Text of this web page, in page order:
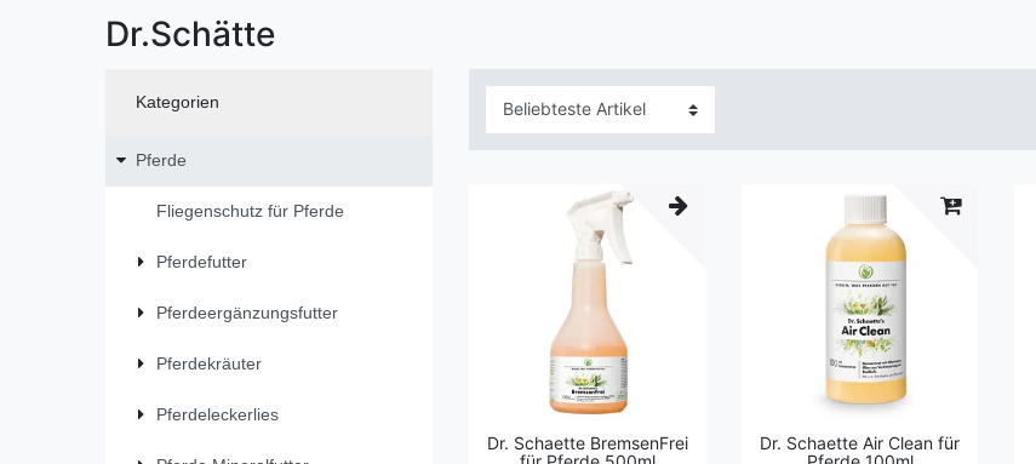
Dr.Schätte
Kategorien
Pferde
Fliegenschutz für Pferde
Pferdefutter
Pferdeergänzungsfutter
Pferdekräuter
Pferdeleckerlies
Dr. Schaette BremsenFrei
Dr. Schaette Air Clean für